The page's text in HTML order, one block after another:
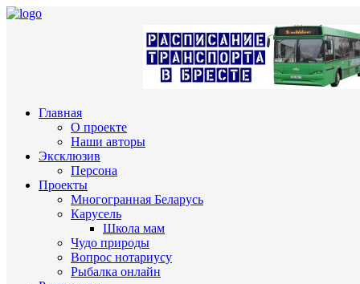
Главная
О проекте
Наши авторы
Эксклюзив
Персона
Проекты
Многогранная Беларусь
Карусель
Школа мам
Чудо природы
Вопрос нотариусу
Рыбалка онлайн